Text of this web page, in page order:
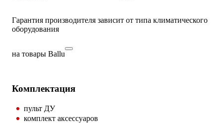
Гарантия производителя зависит от типа климатического
оборудования
на товары Ballu
Комплектация
пульт ДУ
комплект аксессуаров